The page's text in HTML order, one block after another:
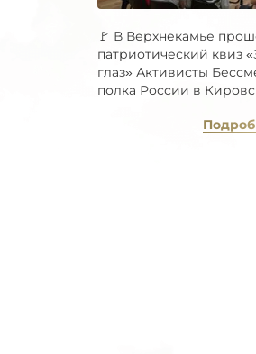
🚩 В Верхнекамье
патриотический квиз
глаз» Активисты
полка России в